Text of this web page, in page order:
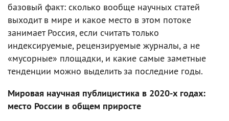
базовый факт: сколько вообще научных статей
выходит в мире и какое место в этом потоке
занимает Россия, если считать только
индексируемые, рецензируемые журналы, а не
«мусорные» площадки, и какие самые заметные
тенденции можно выделить за последние годы.
Мировая научная публицистика в 2020-х годах:
место России в общем приросте